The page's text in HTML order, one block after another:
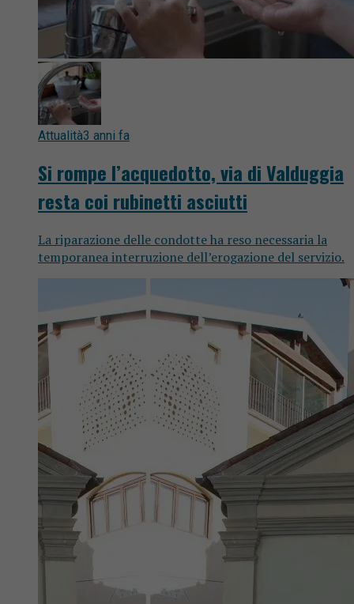
Attualità3 anni fa
Si rompe l’acquedotto, via di Valduggia
resta coi rubinetti asciutti
La riparazione delle condotte ha reso necessaria la
temporanea interruzione dell’erogazione del servizio.